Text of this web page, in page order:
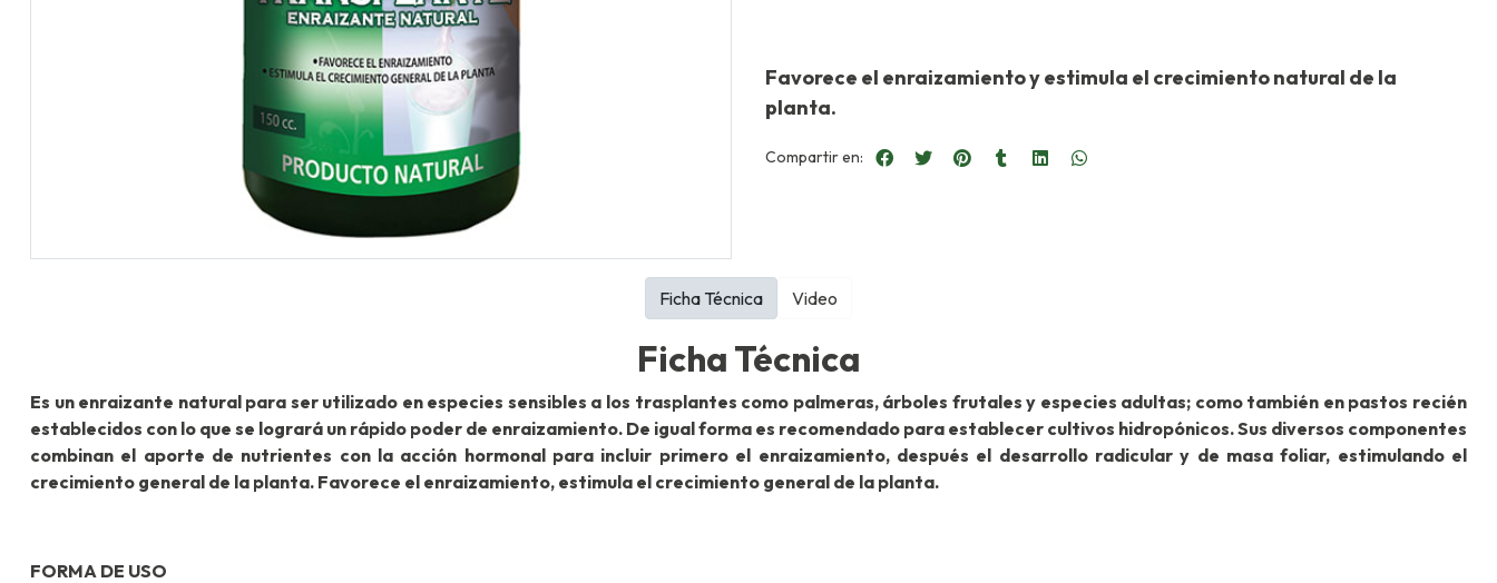
Favorece el enraizamiento y estimula el crecimiento natural de la
planta.
Compartir en:
Ficha Técnica
Es un enraizante natural para ser utilizado en especies sensibles a los trasplantes como palmeras, árboles frutales y especies adultas; como también en pastos recién
establecidos con lo que se logrará un rápido poder de enraizamiento. De igual forma es recomendado para establecer cultivos hidropónicos. Sus diversos componentes
combinan el aporte de nutrientes con la acción hormonal para incluir primero el enraizamiento, después el desarrollo radicular y de masa foliar, estimulando el
crecimiento general de la planta. Favorece el enraizamiento, estimula el crecimiento general de la planta.
FORMA DE USO
Ficha Técnica Video